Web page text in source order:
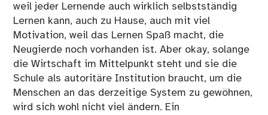
weil jeder Lernende auch wirklich selbstständig
Lernen kann, auch zu Hause, auch mit viel
Motivation, weil das Lernen Spaß macht, die
Neugierde noch vorhanden ist. Aber okay, solange
die Wirtschaft im Mittelpunkt steht und sie die
Schule als autoritäre Institution braucht, um die
Menschen an das derzeitige System zu gewöhnen,
wird sich wohl nicht viel ändern. Ein